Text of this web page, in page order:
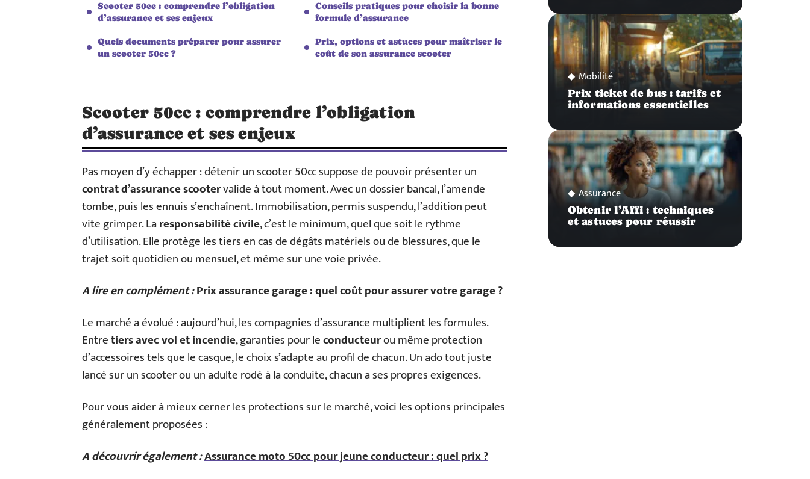
Scooter 50cc : comprendre l’obligation
d’assurance et ses enjeux
Quels documents préparer pour assurer
un scooter 50cc ?
Conseils pratiques pour choisir la bonne
formule d’assurance
Prix, options et astuces pour maîtriser le
coût de son assurance scooter
Scooter 50cc : comprendre l’obligation
d’assurance et ses enjeux
Pas moyen d’y échapper : détenir un scooter 50cc suppose de pouvoir présenter un
contrat d’assurance scootervalide à tout moment. Avec un dossier bancal, l’amende
tombe, puis les ennuis s’enchaînent. Immobilisation, permis suspendu, l’addition peut
vite grimper. Laresponsabilité civile, c’est le minimum, quel que soit le rythme
d’utilisation. Elle protège les tiers en cas de dégâts matériels ou de blessures, que le
trajet soit quotidien ou mensuel, et même sur une voie privée.
A lire en complément :Prix assurance garage : quel coût pour assurer votre garage ?
Le marché a évolué : aujourd’hui, les compagnies d’assurance multiplient les formules.
Entretiers avec vol et incendie, garanties pour leconducteurou même protection
d’accessoires tels que le casque, le choix s’adapte au profil de chacun. Un ado tout juste
lancé sur un scooter ou un adulte rodé à la conduite, chacun a ses propres exigences.
Pour vous aider à mieux cerner les protections sur le marché, voici les options principales
généralement proposées :
A découvrir également :Assurance moto 50cc pour jeune conducteur : quel prix ?
Mobilité
Prix ticket de bus : tarifs et
informations essentielles
Assurance
Obtenir l’Affi : techniques
et astuces pour réussir